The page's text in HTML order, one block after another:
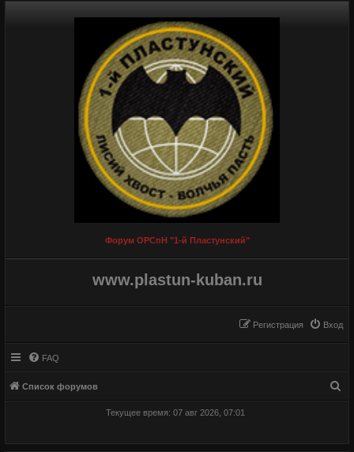
Форум ОРСпН "1-й Пластунский"
www.plastun-kuban.ru
Вход
Регистрация
FAQ
Список форумов
Текущее время: 07 авг 2026, 07:01